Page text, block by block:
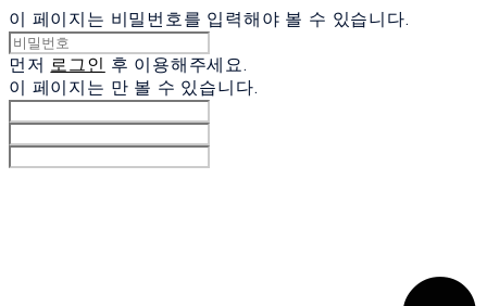
이 페이지는 비밀번호를 입력해야 볼 수 있습니다.
먼저 로그인 후 이용해주세요.
이 페이지는 만 볼 수 있습니다.